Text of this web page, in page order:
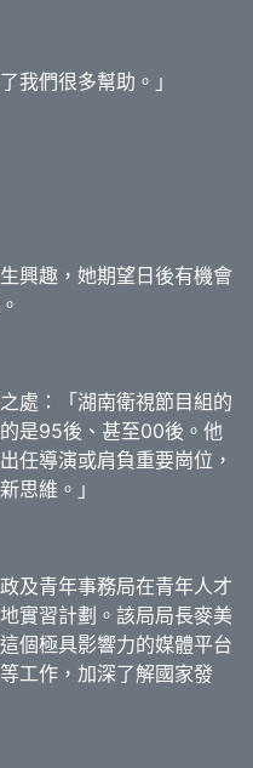
我們很多幫助。」
興趣，她期望日後有機會
處：「湖南衛視節目組的
是95後、甚至00後。他
任導演或肩負重要崗位，
思維。」
及青年事務局在青年人才
實習計劃。該局局長麥美
個極具影響力的媒體平台
工作，加深了解國家發